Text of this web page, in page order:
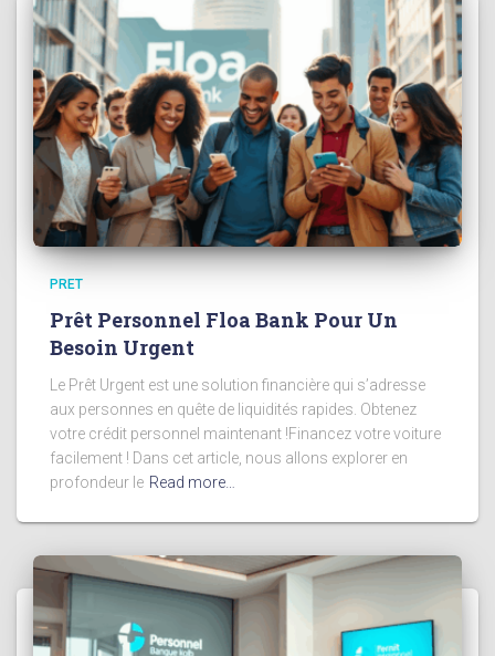
PRET
Prêt Personnel Floa Bank Pour Un
Besoin Urgent
Le Prêt Urgent est une solution financière qui s’adresse
aux personnes en quête de liquidités rapides. Obtenez
votre crédit personnel maintenant !Financez votre voiture
facilement ! Dans cet article, nous allons explorer en
profondeur le Read more…